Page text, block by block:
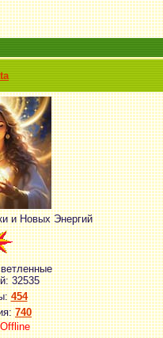
и Новых Энергий
32535
454
740
Offline